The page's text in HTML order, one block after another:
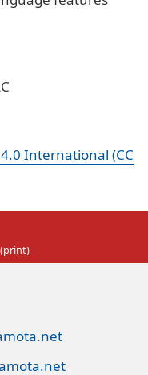
International (CC
(print)